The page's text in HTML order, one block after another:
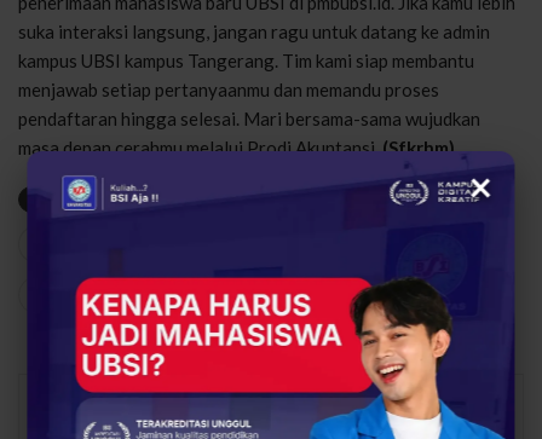
suka interaksi langsung, jangan ragu untuk datang ke admin
kampus UBSI kampus Tangerang. Tim kami siap membantu
menjawab setiap pertanyaanmu dan memandu proses
pendaftaran hingga selesai. Mari bersama-sama wujudkan
masa depan cerahmu melalui Prodi Akuntansi.(Sfkrhm)
kampus digital kreaktif
Share Facebook Twitter Google+
Safika Rahman 1170 Posts
×